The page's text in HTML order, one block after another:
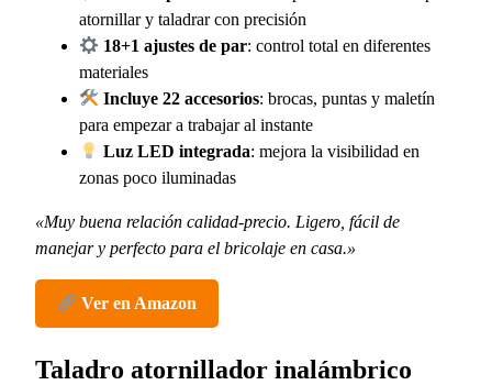
atornillar y taladrar con precisión
18+1 ajustes de par: control total en diferentes
materiales
Incluye 22 accesorios: brocas, puntas y maletín
para empezar a trabajar al instante
Luz LED integrada: mejora la visibilidad en
zonas poco iluminadas
«Muy buena relación calidad-precio. Ligero, fácil de
manejar y perfecto para el bricolaje en casa.»
Ver en Amazon
Taladro atornillador inalámbrico